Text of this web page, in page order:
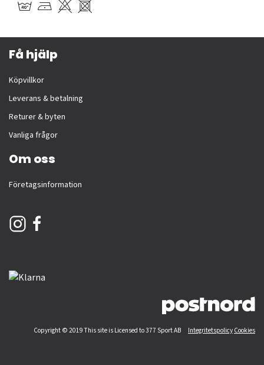
Få hjälp
Köpvillkor
Leverans & betalning
Returer & byten
Vanliga frågor
Om oss
Företagsinformation
Copyright © 2019 This site is Licensed to 377 Sport AB Integritetspolicy Cookies